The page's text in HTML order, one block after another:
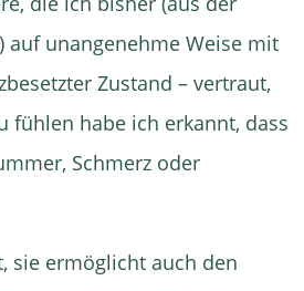
unangenehme Weise mit
Zustand – vertraut,
fühlen habe ich erkannt, dass
Schmerz oder
sie ermöglicht auch den